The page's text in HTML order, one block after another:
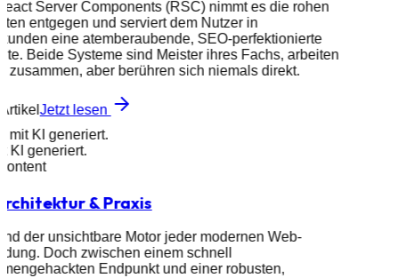
Server Components (RSC) nimmt es die rohen
entgegen und serviert dem Nutzer in
eine atemberaubende, SEO-perfektionierte
Beide Systeme sind Meister ihres Fachs, arbeiten
zusammen, aber berühren sich niemals direkt.
Jetzt lesen
mit KI generiert.
KI generiert.
& Praxis
der unsichtbare Motor jeder modernen Web-
Doch zwischen einem schnell
Endpunkt und einer robusten,